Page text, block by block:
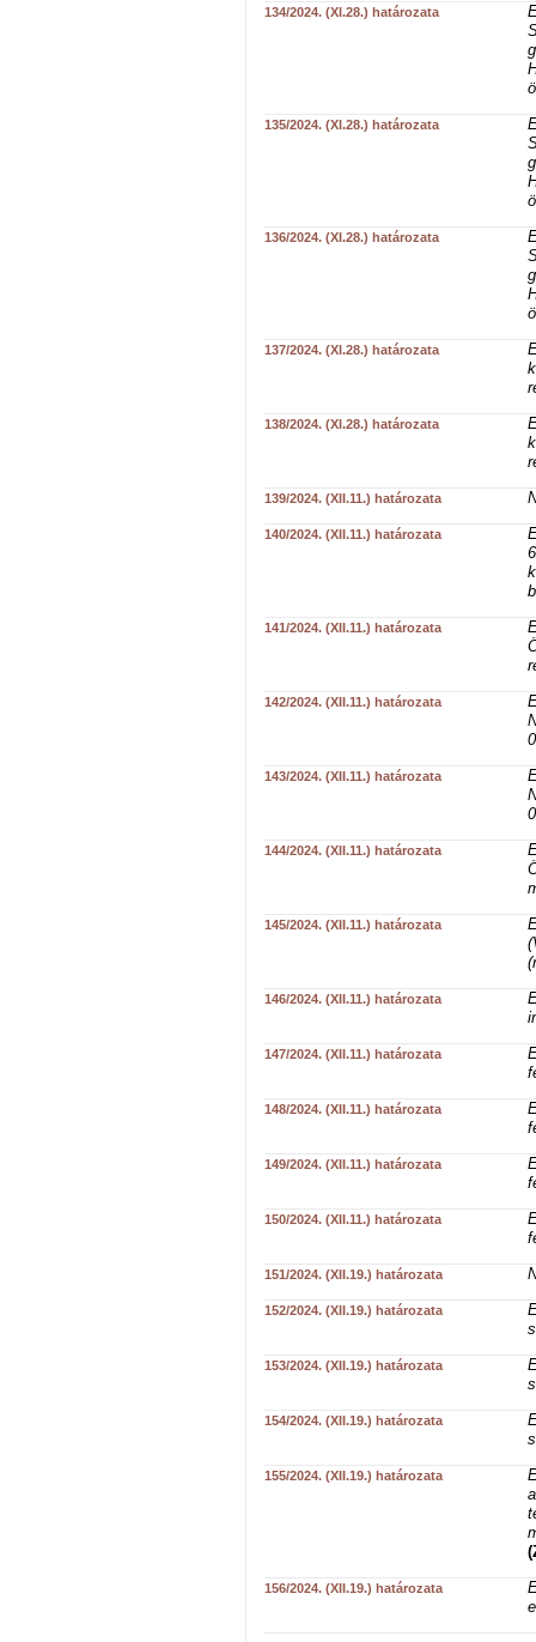
134/2024. (XI.28.) határozata
135/2024. (XI.28.) határozata
136/2024. (XI.28.) határozata
137/2024. (XI.28.) határozata
138/2024. (XI.28.) határozata
139/2024. (XII.11.) határozata
140/2024. (XII.11.) határozata
141/2024. (XII.11.) határozata
142/2024. (XII.11.) határozata
143/2024. (XII.11.) határozata
144/2024. (XII.11.) határozata
145/2024. (XII.11.) határozata
146/2024. (XII.11.) határozata
147/2024. (XII.11.) határozata
148/2024. (XII.11.) határozata
149/2024. (XII.11.) határozata
150/2024. (XII.11.) határozata
151/2024. (XII.19.) határozata
152/2024. (XII.19.) határozata
153/2024. (XII.19.) határozata
154/2024. (XII.19.) határozata
155/2024. (XII.19.) határozata
156/2024. (XII.19.) határozata